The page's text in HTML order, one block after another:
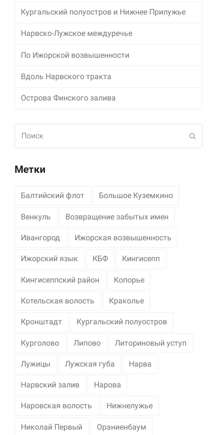
Кургальский полуостров и Нижнее Прилужье
Нарвско-Лужское междуречье
По Ижорской возвышенности
Вдоль Нарвского тракта
Острова Финского залива
Метки
Балтийский флот Большое Куземкино
Венкуль Возвращение забытых имен
Ивангород Ижорская возвышенность
Ижорский язык КБФ Кингисепп
Кингисеппский район Копорье
Котельская волость Краколье
Кронштадт Кургальский полуостров
Курголово Липово Литориновый уступ
Лужицы Лужская губа Нарва
Нарвский залив Нарова
Наровская волость Нижнелужье
Николай Первый Ораниенбаум
Маркетинг
интересами и
поведении во время